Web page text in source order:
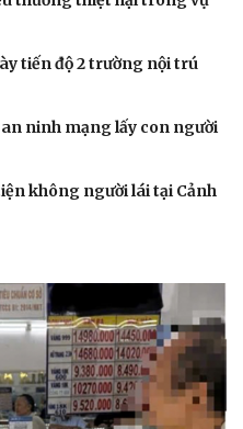
Sành điệu
Trải nghiệm
tiến độ 2 trường nội trú
ninh mạng lấy con người
không người lái tại Cảnh